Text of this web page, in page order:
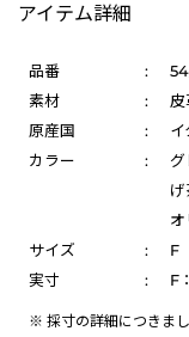
アイテム詳細
品番 :
素材
:
原産国
:
イ
カラー
:
オ
サイズ
:
F
実寸
: F
※ 採寸の詳細につきまし